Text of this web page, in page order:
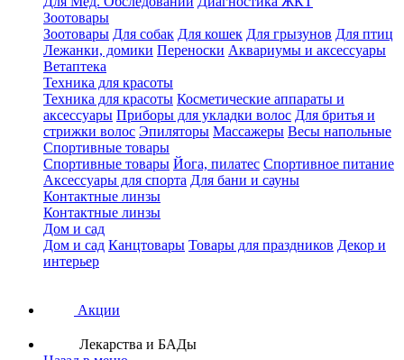
Зоотовары
Зоотовары Для собак Для кошек Для грызунов Для птиц
Лежанки, домики Переноски Аквариумы и аксессуары
Ветаптека
Техника для красоты
Техника для красоты Косметические аппараты и
аксессуары Приборы для укладки волос Для бритья и
стрижки волос Эпиляторы Массажеры Весы напольные
Спортивные товары
Спортивные товары Йога, пилатес Спортивное питание
Аксессуары для спорта Для бани и сауны
Контактные линзы
Контактные линзы
Дом и сад
Дом и сад Канцтовары Товары для праздников Декор и
интерьер
Акции
Лекарства и БАДы